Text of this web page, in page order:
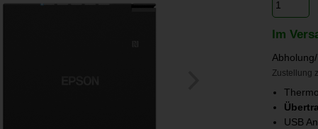
Im
Zustellung
USB